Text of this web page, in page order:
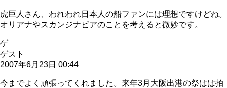
虎巨人さん、われわれ日本人の船ファンには理想ですけどね。
オリアナやスカンジナビアのことを考えると微妙です。
ゲ
ゲスト
2007年6月23日 00:44
今までよく頑張ってくれました。来年3月大阪出港の祭はは拍